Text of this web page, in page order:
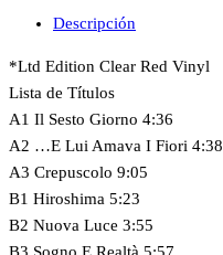
Descripción
*Ltd Edition Clear Red Vinyl
Lista de Títulos
A1 Il Sesto Giorno 4:36
A2 …E Lui Amava I Fiori 4:38
A3 Crepuscolo 9:05
B1 Hiroshima 5:23
B2 Nuova Luce 3:55
B3 Sogno E Realtà 5:57